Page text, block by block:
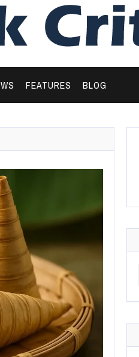
FEATURES BLOG